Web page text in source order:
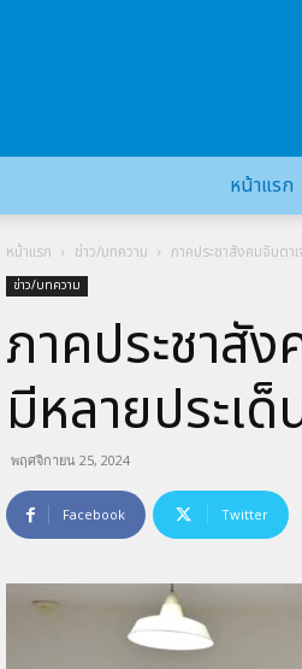
หน้าแรก
หน้าแรก ข่าว/บทความ ภาคประชาสังคมจับตา
ข่าว/บทความ
ภาคประชาสั
มีหลายประเ
พฤศจิกายน 25, 2024
Facebook Twitter